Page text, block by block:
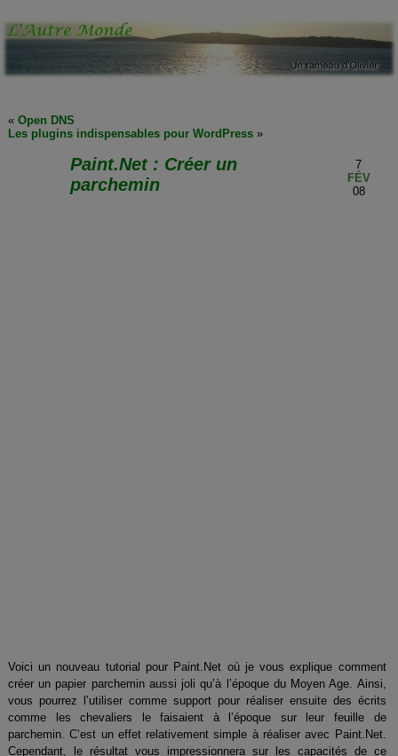
« Open DNS
Les plugins indispensables pour WordPress»
7
FÉV
08
Paint.Net : Créer un
parchemin
Voici un nouveau tutorial pour Paint.Net où je vous explique comment
créer un papier parchemin aussi joli qu’à l’époque du Moyen Age. Ainsi,
vous pourrez l’utiliser comme support pour réaliser ensuite des écrits
comme les chevaliers le faisaient à l’époque sur leur feuille de
parchemin. C’est un effet relativement simple à réaliser avec Paint.Net.
Cependant, le résultat vous impressionnera sur les capacités de ce